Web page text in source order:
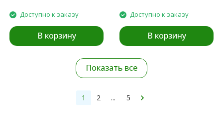
Доступно к заказу
В корзину
Доступно к заказу
В корзину
Показать все
1 2 ... 5